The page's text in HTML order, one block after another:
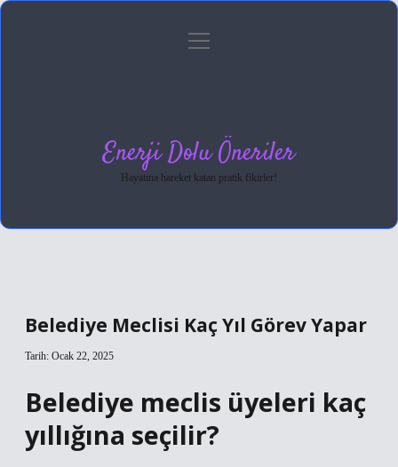
Gizlilik Politikası
menüyü
Enerji Dolu Öneriler
Hayatına hareket katan pratik fikirler!
Belediye Meclisi Kaç Yıl Görev Yapar
Tarih: Ocak 22, 2025
Belediye meclis üyeleri kaç
yıllığına seçilir?